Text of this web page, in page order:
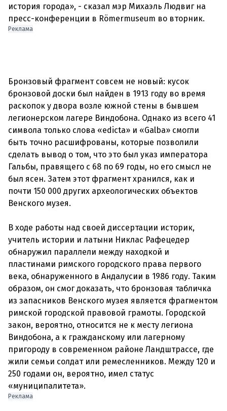
история города», - сказал мэр Михаэль Людвиг на
Реклама
Бронзовый фрагмент совсем не новый: кусок
бронзовой доски был найден в 1913 году во время
раскопок у двора возле южной стены в бывшем
легионерском лагере Виндобона. Однако из всего 41
символа только слова «edicta» и «Galba» смогли
быть точно расшифрованы, которые позволили
сделать вывод о том, что это был указ императора
Гальбы, правящего с 68 по 69 годы, но его смысл не
был ясен. Затем этот фрагмент хранился, как и
почти 150 000 других археологических объектов
Венского музея.
В ходе работы над своей диссертации историк,
учитель истории и латыни Никлас Рафецедер
обнаружил параллели между находкой и
пластинами римского городского права первого
века, обнаруженного в Андалусии в 1986 году. Таким
образом, он смог доказать, что бронзовая табличка
из запасников Венского музея является фрагментом
римской городской правовой грамоты. Городской
закон, вероятно, относится не к месту легиона
Виндобона, а к гражданскому или лагерному
пригороду в современном районе Ландштрассе, где
жили семьи солдат или ремесленников. Между 120 и
250 годами он, вероятно, имел статус
Реклама